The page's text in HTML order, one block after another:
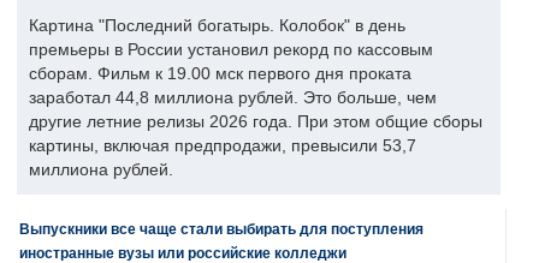
Картина "Последний богатырь. Колобок" в день
премьеры в России установил рекорд по кассовым
сборам. Фильм к 19.00 мск первого дня проката
заработал 44,8 миллиона рублей. Это больше, чем
другие летние релизы 2026 года. При этом общие сборы
картины, включая предпродажи, превысили 53,7
миллиона рублей.
Выпускники все чаще стали выбирать для поступления
иностранные вузы или российские колледжи